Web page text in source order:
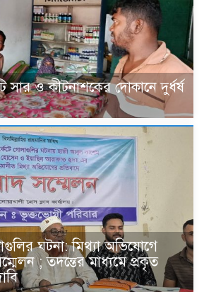
সার ও কীটনাশকের দোকানে দুর্ধর্ষ
ঘটনা: মিথ্যা অভিযোগে
; তদন্তের মাধ্যমে প্রকৃত